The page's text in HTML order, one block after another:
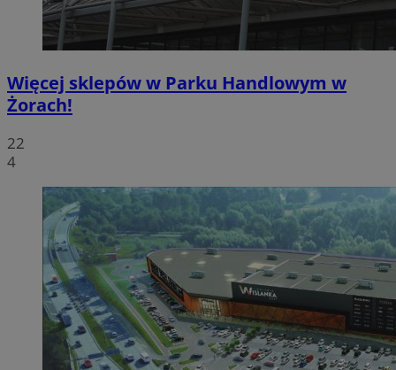
Więcej sklepów w Parku Handlowym w
Żorach!
22
4